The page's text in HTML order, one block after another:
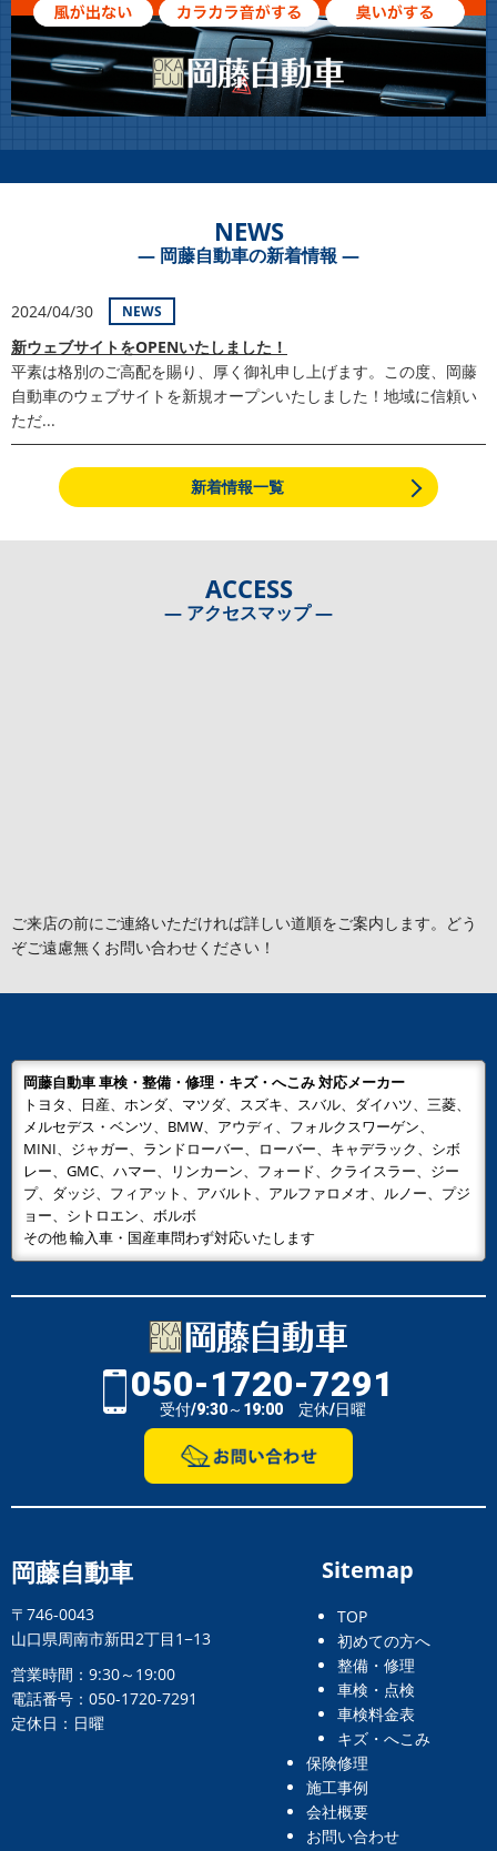
NEWS
― 岡藤自動車の新着情報 ―
2024/04/30 NEWS
新ウェブサイトをOPENいたしました！
平素は格別のご高配を賜り、厚く御礼申し上げます。この度、岡藤
自動車のウェブサイトを新規オープンいたしました！地域に信頼い
ただ...
新着情報一覧
ACCESS
― アクセスマップ ―
ご来店の前にご連絡いただければ詳しい道順をご案内します。どう
ぞご遠慮無くお問い合わせください！
岡藤自動車 車検・整備・修理・キズ・へこみ 対応メーカー
トヨタ、日産、ホンダ、マツダ、スズキ、スバル、ダイハツ、三菱、
メルセデス・ベンツ、BMW、アウディ、フォルクスワーゲン、
MINI、ジャガー、ランドローバー、ローバー、キャデラック、シボ
レー、GMC、ハマー、リンカーン、フォード、クライスラー、ジー
プ、ダッジ、フィアット、アバルト、アルファロメオ、ルノー、プジ
ョー、シトロエン、ボルボ
その他 輸入車・国産車問わず対応いたします
050-1720-7291
受付/9:30～19:00 定休/日曜
岡藤自動車
〒746-0043
山口県周南市新田2丁目1−13
営業時間：9:30～19:00
電話番号：050-1720-7291
定休日：日曜
Sitemap
TOP
初めての方へ
整備・修理
車検・点検
車検料金表
キズ・へこみ
保険修理
施工事例
会社概要
お問い合わせ